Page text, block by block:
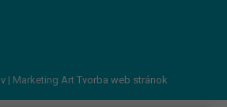
| Marketing Art Tvorba web stránok